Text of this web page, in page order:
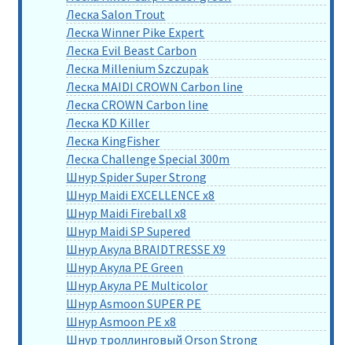
Леска Salon Trout
Леска Winner Pike Expert
Леска Evil Beast Carbon
Леска Millenium Szczupak
Леска MAIDI CROWN Carbon line
Леска CROWN Carbon line
Леска KD Killer
Леска KingFisher
Леска Challenge Special 300m
Шнур Spider Super Strong
Шнур Maidi EXCELLENCE x8
Шнур Maidi Fireball x8
Шнур Maidi SP Supered
Шнур Акула BRAIDTRESSE X9
Шнур Акула PE Green
Шнур Акула PE Multicolor
Шнур Asmoon SUPER PE
Шнур Asmoon PE x8
Шнур троллинговый Orson Strong